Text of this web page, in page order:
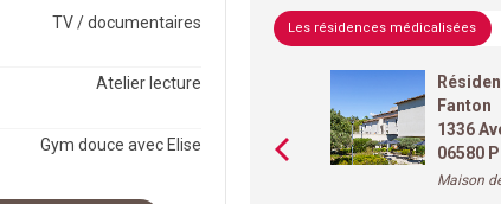
TV / documentaires
Atelier lecture
Gym douce avec Elise
Les résidences médicalisées
Résidence Le Clos des
Perdrix
Fanton
1336
06580
Maison